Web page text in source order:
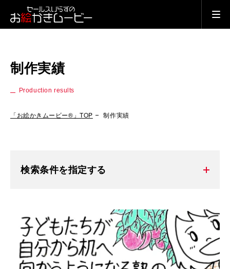
制作実績
Production results
「お絵かきムービー®」TOP 制作実績
検索条件を指定する